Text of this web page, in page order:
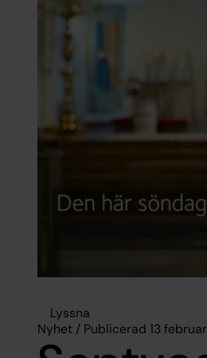
Lyssna
Nyhet / Publicerad 13